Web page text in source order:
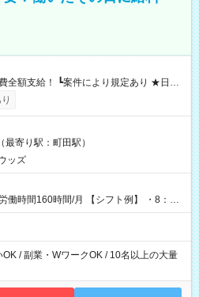
┗働いたその日に現金GET♪ お仕事後はコ
き落とせます！ 【試用期間】試
寄り駅：町田駅）
ッズ
間/月 【シフト例】 ・8：00
/ 副業・WワークOK / 10名以上の大量